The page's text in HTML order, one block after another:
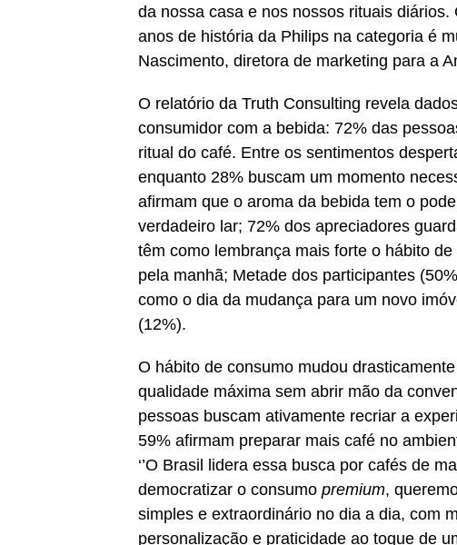
da nossa casa e nos nossos rituais
anos de história da Philips na categoria é
Nascimento, diretora de marketing para a
O relatório da Truth Consulting revela
consumidor com a bebida: 72% das
ritual do café. Entre os sentimentos
enquanto 28% buscam um momento
afirmam que o aroma da bebida tem o
verdadeiro lar; 72% dos apreciadores
têm como lembrança mais forte o hábito
pela manhã; Metade dos participantes
como o dia da mudança para um novo
(12%).
O hábito de consumo mudou
qualidade máxima sem abrir mão da
pessoas buscam ativamente recriar a
59% afirmam preparar mais café no
‘’O Brasil lidera essa busca por cafés de
democratizar o consumo premium,
simples e extraordinário no dia a dia, com
personalização e praticidade ao toque de